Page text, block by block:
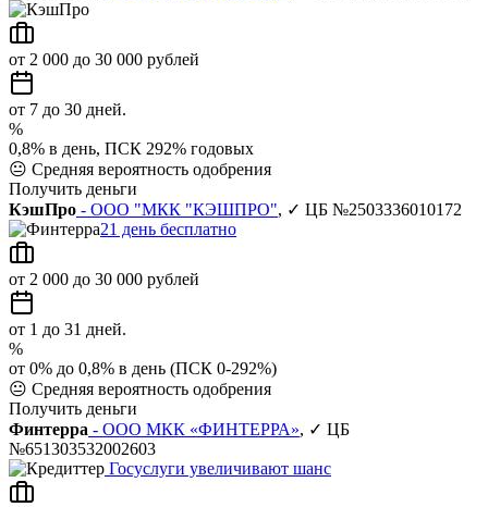
от 2 000 до 30 000 рублей
от 7 до 30 дней.
%
0,8% в день, ПСК 292% годовых
😐 Средняя вероятность одобрения
Получить деньги
КэшПро - ООО "МКК "КЭШПРО", ✓ ЦБ №2503336010172
21 день бесплатно
от 2 000 до 30 000 рублей
от 1 до 31 дней.
%
от 0% до 0,8% в день (ПСК 0-292%)
😐 Средняя вероятность одобрения
Получить деньги
Финтерра - ООО МКК «ФИНТЕРРА», ✓ ЦБ
№651303532002603
Госуслуги увеличивают шанс